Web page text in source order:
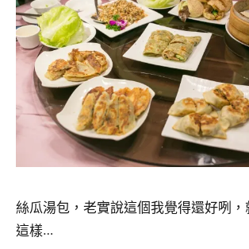
絲瓜湯包，老實說這個我覺得還好咧，
這樣…